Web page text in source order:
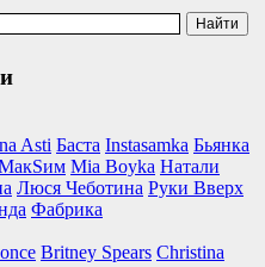
Asti Баста Instasamka Бьянка
Mia Boyka Натали
Люся Чеботина Руки Вверх
Фабрика
Britney Spears Christina